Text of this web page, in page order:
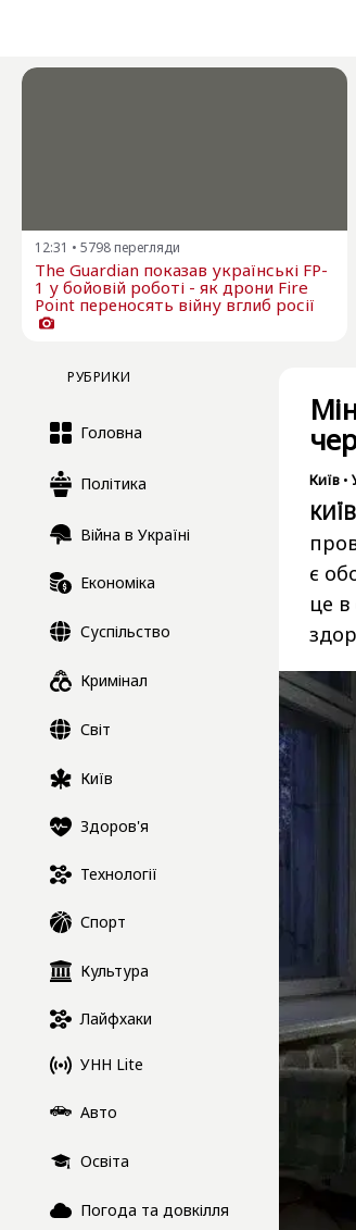
12:31 • 5798 перегляди
The Guardian показав українські FP-
1 у бойовій роботі - як дрони Fire
Point переносять війну вглиб росії
РУБРИКИ
Головна
Політика
Війна в Україні
Економіка
Суспільство
Кримінал
Світ
Київ
Здоров'я
Технології
Спорт
Культура
Лайфхаки
УНН Lite
Авто
Освіта
Погода та довкілля
Київ •
є
це в